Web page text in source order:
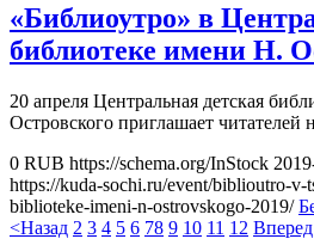
«Библиоутро» в
библиотеке имени Н.
20 апреля Центральная детская
Островского приглашает читателей
0 RUB https://schema.org/InStock
https://kuda-sochi.ru/event/biblioutro-v-
biblioteke-imeni-n-ostrovskogo-2019/
<Назад 2 3 4 5 6 78 9 10 11 12